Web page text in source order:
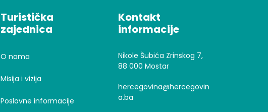
Turistička
zajednica
O nama
Misija i vizija
Poslovne informacije
Kontakt
informacije
Nikole Šubića Zrinskog 7,
88 000 Mostar
hercegovina@hercegovin
a.ba